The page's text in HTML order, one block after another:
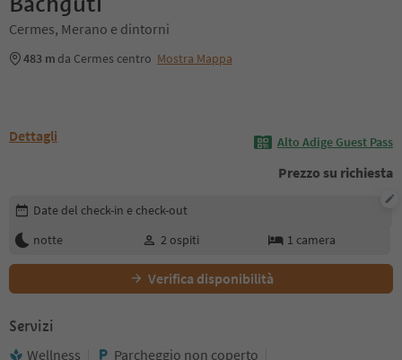
Cermes, Merano e dintorni
483 m da Cermes centro Mostra Mappa
Dettagli Alto Adige Guest Pass
Prezzo su richiesta
Modifica i dettagli della prenotazione
Date del check-in e check-out
notte
2 ospiti 1 camera
Verifica disponibilità
Servizi
Wellness
Parcheggio non coperto